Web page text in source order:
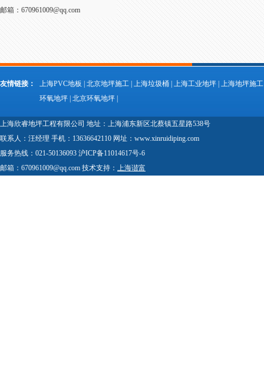
邮箱：670961009@qq.com
友情链接： 上海PVC地板 北京地坪施工 上海垃圾桶 上海工业地坪 上海地坪施工
环氧地坪 北京环氧地坪
上海欣睿地坪工程有限公司 地址：上海浦东新区北蔡镇五星路538号
联系人：汪经理 手机：13636642110 网址：www.xinruidiping.com
服务热线：021-50136093 沪ICP备11014617号-6
邮箱：670961009@qq.com 技术支持： 上海谐富